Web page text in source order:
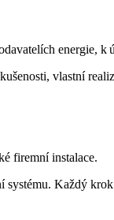
energie,
vlastní
firemní instalace.
systému. Každý